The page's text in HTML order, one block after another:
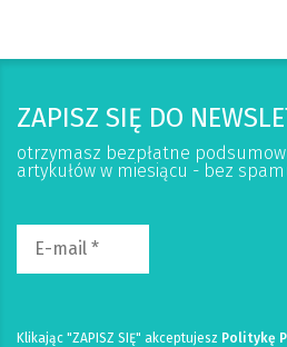
ZAPISZ SIĘ DO
otrzymasz bezpłatne
artykułów w miesiącu - bez
Klikając "ZAPISZ SIĘ" akceptujesz Politykę